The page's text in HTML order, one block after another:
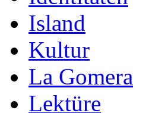
Island
Kultur
La Gomera
Lektüre